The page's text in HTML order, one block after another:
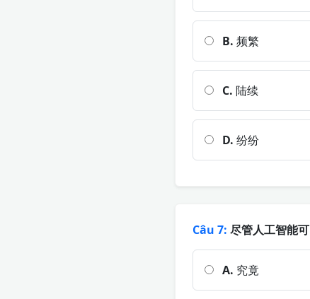
B. 频繁
C. 陆续
D. 纷纷
Câu 7: 尽管人工智能
A. 究竟